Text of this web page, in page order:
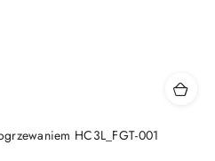
HC3L_FGT-001